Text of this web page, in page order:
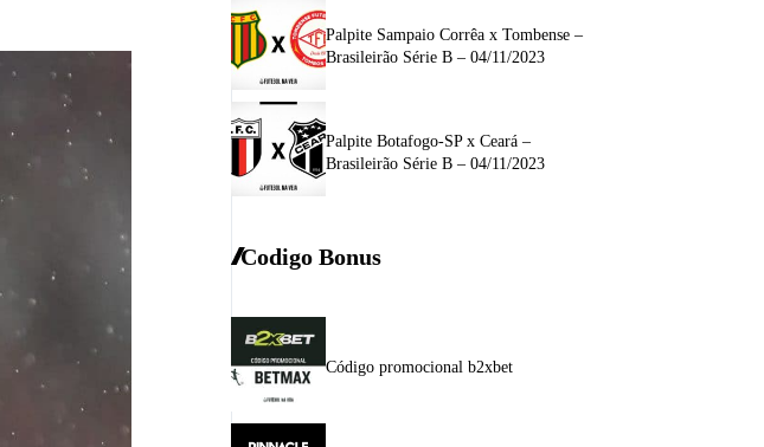
Palpite Sampaio Corrêa x Tombense –
Brasileirão Série B – 04/11/2023
Palpite Botafogo-SP x Ceará –
Brasileirão Série B – 04/11/2023
Codigo Bonus
Código promocional b2xbet